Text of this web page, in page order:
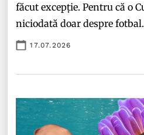
făcut excepție. Pentru că o
niciodată doar despre fotbal.
17.07.2026